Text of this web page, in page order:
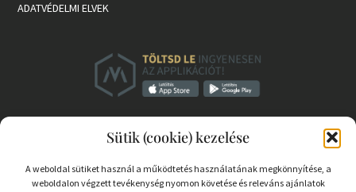
Sütik (cookie) kezelése
A weboldal sütiket használ a működtetés használatának megkönnyítése, a
weboldalon végzett tevékenység nyomon követése és releváns ajánlatok
ADATVÉDELMI ELVEK